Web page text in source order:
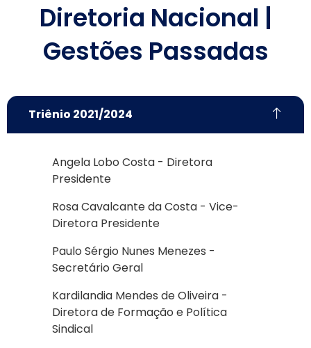
Diretoria Nacional |
Gestões Passadas
Triênio 2021/2024
Angela Lobo Costa - Diretora
Presidente
Rosa Cavalcante da Costa - Vice-
Diretora Presidente
Paulo Sérgio Nunes Menezes -
Secretário Geral
Kardilandia Mendes de Oliveira -
Diretora de Formação e Política
Sindical